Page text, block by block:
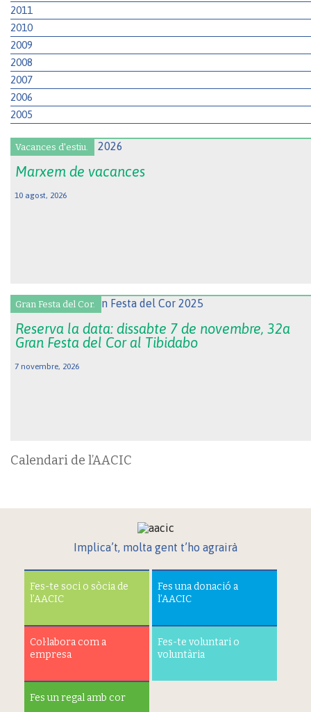
2011
2010
2009
2008
2007
2006
2005
Vacances d'estiu.
Marxem de vacances
10 agost, 2026
Gran Festa del Cor.
Reserva la data: dissabte 7 de novembre, 32a
Gran Festa del Cor al Tibidabo
7 novembre, 2026
Calendari de l’AACIC
Implica’t, molta gent t’ho agrairà
Fes-te soci o sòcia de
l’AACIC
Fes una donació a
l’AACIC
Col·labora com a
empresa
Fes-te voluntari o
voluntària
Fes un regal amb cor